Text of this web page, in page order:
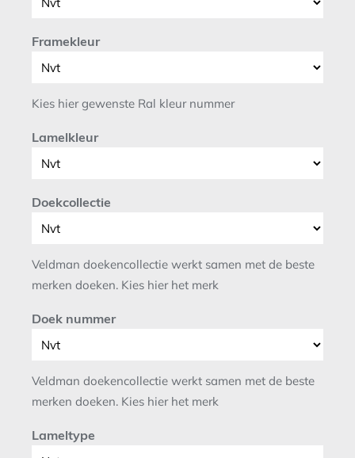
Framekleur
Kies hier gewenste Ral kleur nummer
Lamelkleur
Doekcollectie
Veldman doekencollectie werkt samen met de beste
merken doeken. Kies hier het merk
Doek nummer
Veldman doekencollectie werkt samen met de beste
merken doeken. Kies hier het merk
Lameltype